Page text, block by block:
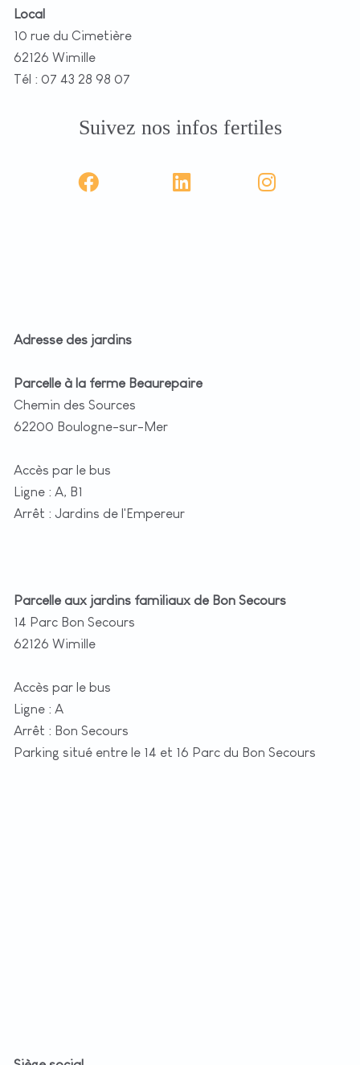
Local
10 rue du Cimetière
62126 Wimille
Tél : 07 43 28 98 07
Suivez nos infos fertiles
Adresse des jardins
Parcelle à la ferme Beaurepaire
Chemin des Sources
62200 Boulogne-sur-Mer
Accès par le bus
Ligne : A, B1
Arrêt : Jardins de l'Empereur
Parcelle aux jardins familiaux de Bon Secours
14 Parc Bon Secours
62126 Wimille
Accès par le bus
Ligne : A
Arrêt : Bon Secours
Parking situé entre le 14 et 16 Parc du Bon Secours